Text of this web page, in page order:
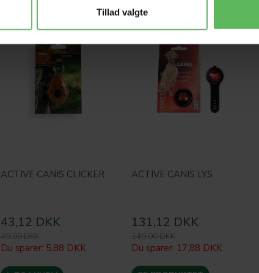
Tillad valgte
ACTIVE CANIS CLICKER
43,12 DKK
49,00 DKK
Du sparer: 5,88 DKK
-12%
ACTIVE CANIS LYS
131,12 DKK
149,00 DKK
Du sparer: 17,88 DKK